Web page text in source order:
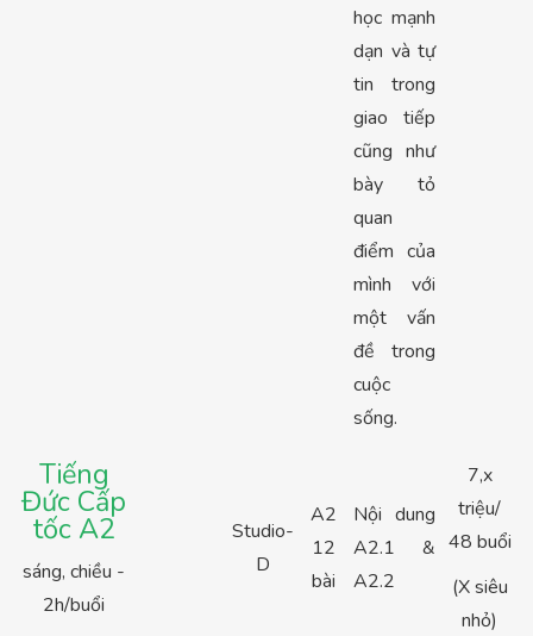
học mạnh
dạn và tự
tin trong
giao tiếp
cũng như
bày tỏ
quan
điểm của
mình với
một vấn
đề trong
cuộc
sống.
Tiếng
Đức Cấp
tốc A2
sáng, chiều -
2h/buổi
Studio-
D
A2
12
bài
Nội dung
A2.1 &
A2.2
7,x
triệu/
48 buổi
(X siêu
nhỏ)